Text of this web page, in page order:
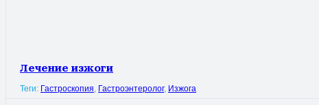
Лечение изжоги
Теги: Гастроскопия, Гастроэнтеролог, Изжога